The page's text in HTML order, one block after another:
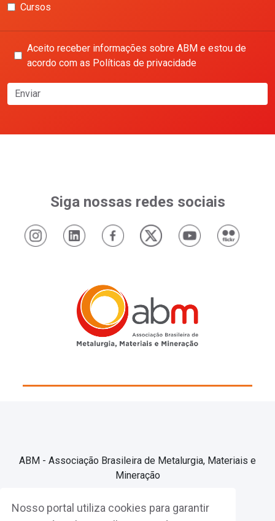
Nosso portal utiliza cookies para garantir
Cursos
Aceito receber informações sobre ABM e estou de
acordo com as Políticas de privacidade
Enviar
Siga nossas redes sociais
ABM - Associação Brasileira de Metalurgia, Materiais e
Mineração
Associe-se